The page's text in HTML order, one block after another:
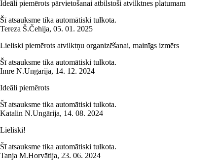
Ideāli piemērots pārvietošanai atbilstoši atvilktnes platumam
Šī atsauksme tika automātiski tulkota.
Tereza Š.Čehija, 05. 01. 2025
Lieliski piemērots atvilktņu organizēšanai, mainīgs izmērs
Šī atsauksme tika automātiski tulkota.
Imre N.Ungārija, 14. 12. 2024
Ideāli piemērots
Šī atsauksme tika automātiski tulkota.
Katalin N.Ungārija, 14. 08. 2024
Lieliski!
Šī atsauksme tika automātiski tulkota.
Tanja M.Horvātija, 23. 06. 2024